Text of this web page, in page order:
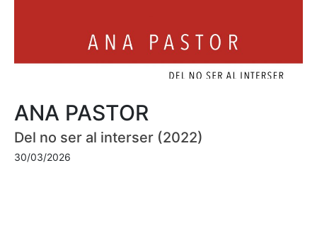
ANA PASTOR
Del no ser al interser (2022)
30/03/2026